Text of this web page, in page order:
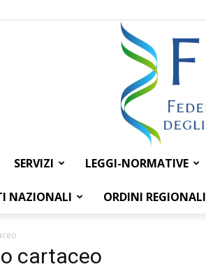
SERVIZI LEGGI-NORMATIVE
NAZIONALI ORDINI REGIONALI
cartaceo